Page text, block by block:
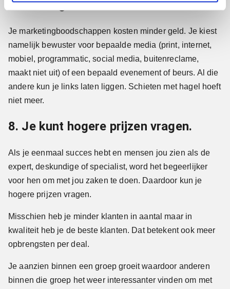
marketing.
Je marketingboodschappen kosten minder geld. Je kiest
namelijk bewuster voor bepaalde media (print, internet,
mobiel, programmatic, social media, buitenreclame,
maakt niet uit) of een bepaald evenement of beurs. Al die
andere kun je links laten liggen. Schieten met hagel hoeft
niet meer.
8. Je kunt hogere prijzen vragen.
Als je eenmaal succes hebt en mensen jou zien als de
expert, deskundige of specialist, word het begeerlijker
voor hen om met jou zaken te doen. Daardoor kun je
hogere prijzen vragen.
Misschien heb je minder klanten in aantal maar in
kwaliteit heb je de beste klanten. Dat betekent ook meer
opbrengsten per deal.
Je aanzien binnen een groep groeit waardoor anderen
binnen die groep het weer interessanter vinden om met